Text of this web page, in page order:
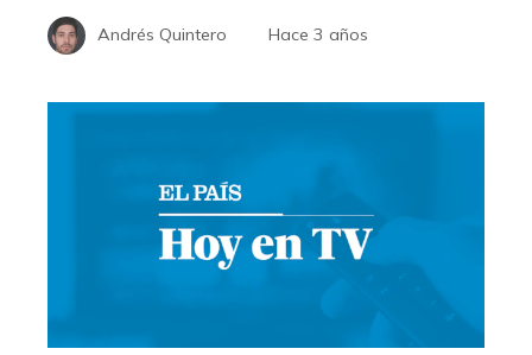
Andrés Quintero Hace 3 años